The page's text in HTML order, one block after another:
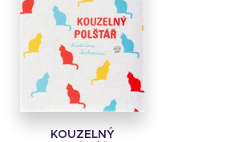
KOUZELNÝ